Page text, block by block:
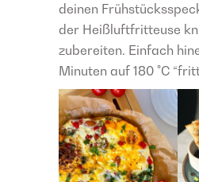
deinen
der Heißluftfritteuse
zubereiten. Einfach
Minuten auf 180 °C